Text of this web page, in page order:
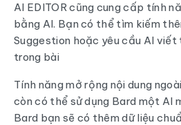
AI EDITOR cũng cung cấp tính
bằng AI. Bạn có thể tìm kiếm
Suggestion hoặc yêu cầu AI viết
trong bài
Tính năng mở rộng nội dung
còn có thể sử dụng Bard một AI
Bard bạn sẽ có thêm dữ liệu